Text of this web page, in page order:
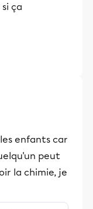
ça
enfants car
peut
la chimie, je